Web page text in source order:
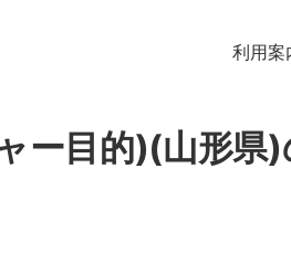
利用案
ー目的)(山形県